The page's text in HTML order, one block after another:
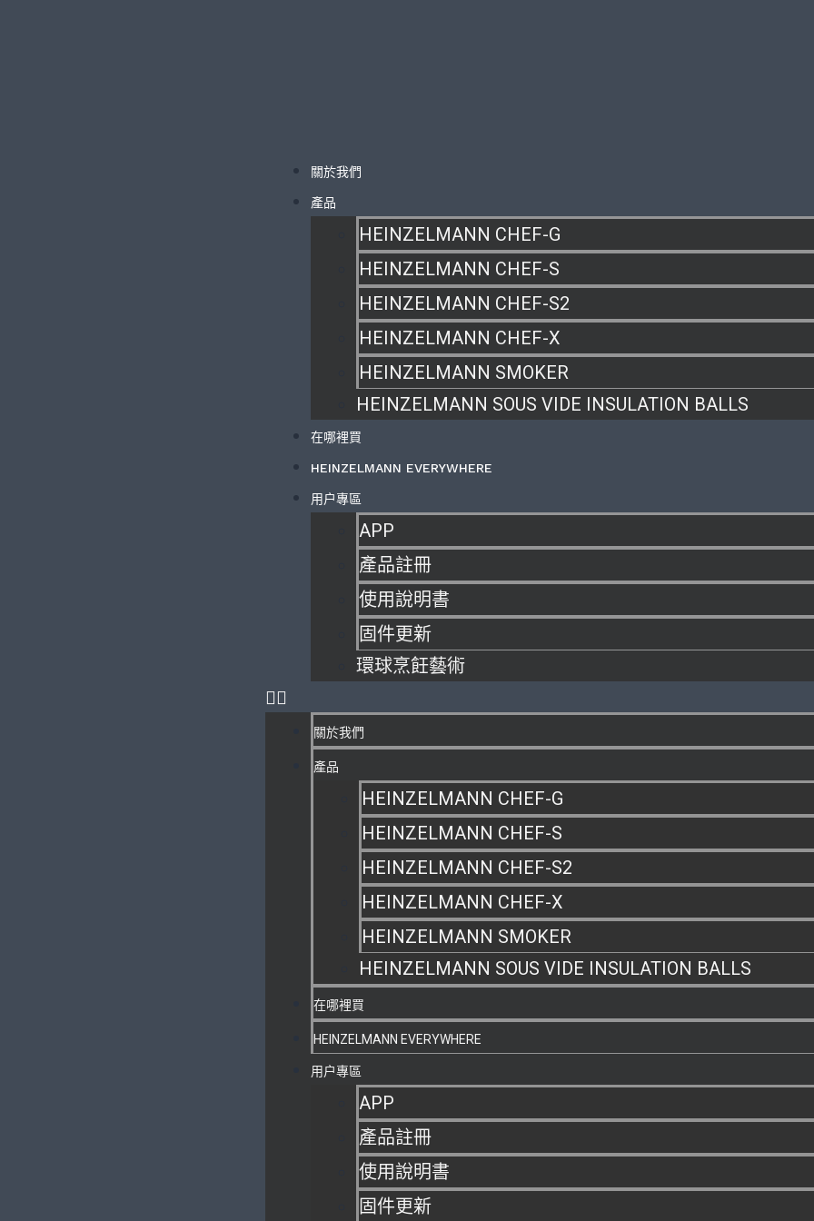
關於我們
產品
HEINZELMANN CHEF-G
HEINZELMANN CHEF-S
HEINZELMANN CHEF-S2
HEINZELMANN CHEF-X
HEINZELMANN SMOKER
HEINZELMANN SOUS VIDE INSULATION BALLS
在哪裡買
HEINZELMANN EVERYWHERE
用户專區
APP
產品註冊
使用說明書
固件更新
環球烹飪藝術
關於我們
產品
HEINZELMANN CHEF-G
HEINZELMANN CHEF-S
HEINZELMANN CHEF-S2
HEINZELMANN CHEF-X
HEINZELMANN SMOKER
HEINZELMANN SOUS VIDE INSULATION BALLS
在哪裡買
HEINZELMANN EVERYWHERE
用户專區
APP
產品註冊
使用說明書
固件更新